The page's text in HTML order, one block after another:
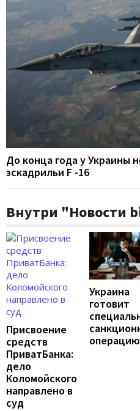
До конца года у Украины
эскадрильи F -16
Внутри "Новости
Присвоение
средств
ПриватБанка:
дело
Коломойского
направлено в
суд
Украина
готовит
операцию